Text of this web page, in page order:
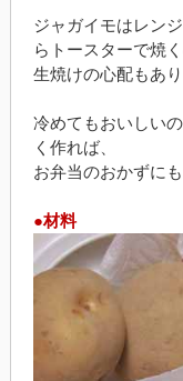
ジャガイモはレン
らトースターで焼く
生焼けの心配もあり
冷めてもおいしい
く作れば、
お弁当のおかずに
●材料